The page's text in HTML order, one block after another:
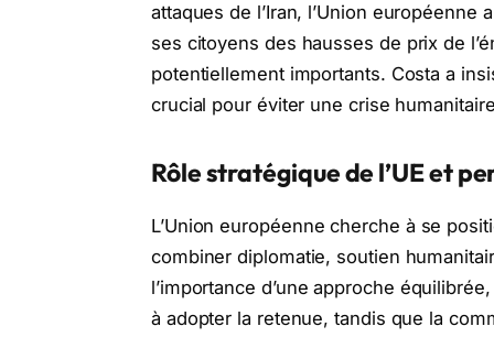
attaques de l’Iran, l’Union
ses citoyens des hausses de prix de
potentiellement importants. Costa a
crucial pour éviter une crise
Rôle stratégique de l’UE et
L’Union européenne cherche à se
combiner diplomatie, soutien
l’importance d’une approche
à adopter la retenue, tandis que la